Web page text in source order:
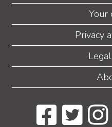
Your
Privacy